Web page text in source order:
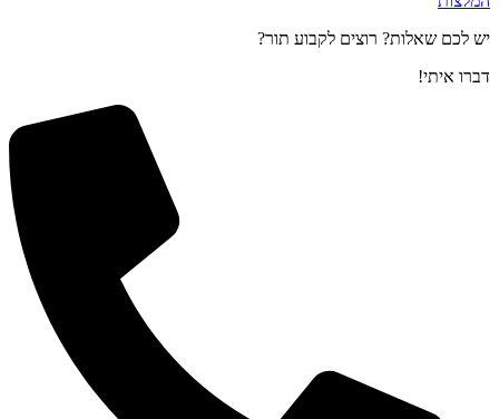
יש לכם שאלות? רוצים לקבוע תור?
דברו איתי!